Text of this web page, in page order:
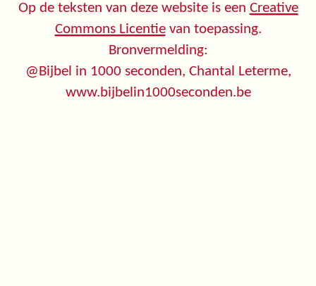
Op de teksten van deze website is een Creative
Commons Licentievan toepassing.
Bronvermelding:
@Bijbel in 1000 seconden, Chantal Leterme,
www.bijbelin1000seconden.be